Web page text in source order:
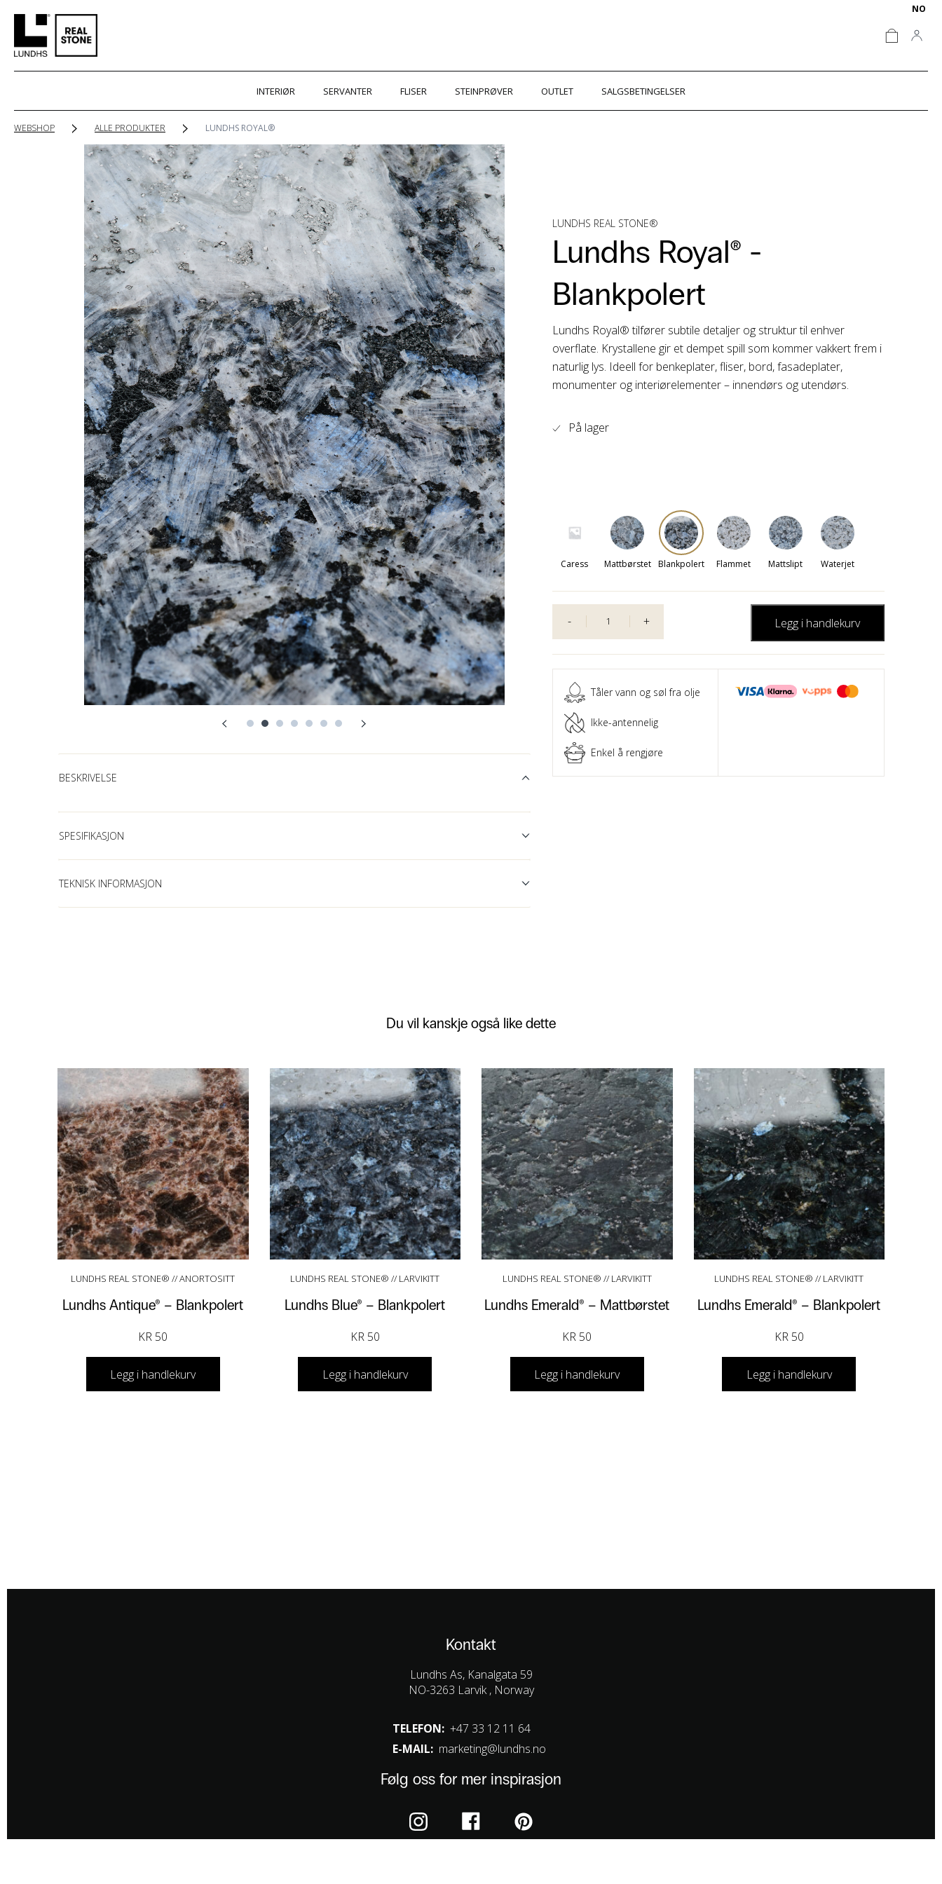
NO
INTERIØR SERVANTER FLISER STEINPRØVER OUTLET SALGSBETINGELSER
WEBSHOP ALLE PRODUKTER LUNDHS ROYAL®
BESKRIVELSE
SPESIFIKASJON
TEKNISK INFORMASJON
LUNDHS REAL STONE®
Lundhs Royal® -
Blankpolert
Lundhs Royal® tilfører subtile detaljer og struktur til enhver
overflate. Krystallene gir et dempet spill som kommer vakkert frem i
naturlig lys. Ideell for benkeplater, fliser, bord, fasadeplater,
monumenter og interiørelementer – innendørs og utendørs.
Caress Mattbørstet Blankpolert Flammet Mattslipt Waterjet
På lager
- + Legg i handlekurv
Tåler vann og søl fra olje
Ikke-antennelig
Enkel å rengjøre
Du vil kanskje også like dette
LUNDHS REAL STONE® // ANORTOSITT
Lundhs Antique® – Blankpolert
KR 50
Legg i handlekurv
LUNDHS REAL STONE® // LARVIKITT
Lundhs Blue® – Blankpolert
KR50
Legg i handlekurv
LUNDHS REAL STONE® // LARVIKITT
Lundhs Emerald® – Mattbørstet
KR 50
Legg i handlekurv
LUNDHS REAL STONE® // LARVIKITT
Lundhs Emerald® – Blankpolert
KR50
Legg i handlekurv
Kontakt
Lundhs As, Kanalgata 59
NO-3263 Larvik , Norway
TELEFON: +47 33 12 11 64
E-MAIL: marketing@lundhs.no
Følg oss for mer inspirasjon